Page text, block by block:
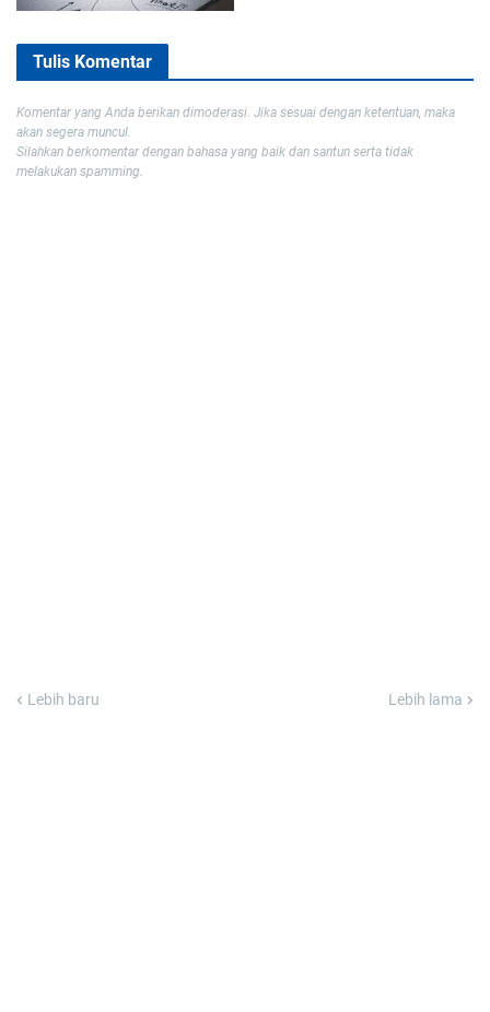
Tulis Komentar
Komentar yang Anda berikan dimoderasi. Jika sesuai dengan ketentuan, maka
akan segera muncul.
Silahkan berkomentar dengan bahasa yang baik dan santun serta tidak
melakukan spamming.
Lebih baru Lebih lama